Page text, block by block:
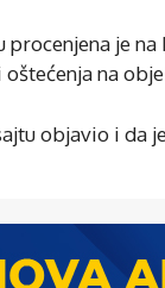
procenjena je
na
objavio i da